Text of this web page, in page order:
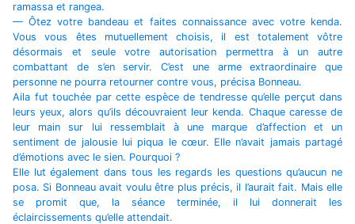
ramassa et rangea.
— Ôtez votre bandeau et faites connaissance avec votre kenda.
Vous vous êtes mutuellement choisis, il est totalement vôtre
désormais et seule votre autorisation permettra à un autre
combattant de s’en servir. C’est une arme extraordinaire que
personne ne pourra retourner contre vous, précisa Bonneau.
Aila fut touchée par cette espèce de tendresse qu’elle perçut dans
leurs yeux, alors qu’ils découvraient leur kenda. Chaque caresse de
leur main sur lui ressemblait à une marque d’affection et un
sentiment de jalousie lui piqua le cœur. Elle n’avait jamais partagé
d’émotions avec le sien. Pourquoi ?
Elle lut également dans tous les regards les questions qu’aucun ne
posa. Si Bonneau avait voulu être plus précis, il l’aurait fait. Mais elle
se promit que, la séance terminée, il lui donnerait les
éclaircissements qu’elle attendait.